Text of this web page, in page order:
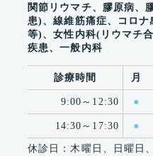
関節リウマチ、膠原病、
患)、線維筋痛症、コロ
等)、女性内科(リウマチ
疾患、一般内科
休診日：木曜日、日曜
診療時間 月
9:00～12:30 ●
14:30～17:30 ●